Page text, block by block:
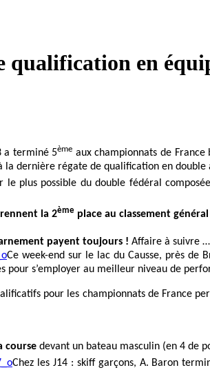
qualification en
a terminé 5ème aux championnats de
dernière régate de qualification en double
le plus possible du double fédéral
la 2ème place au classement
payent toujours ! Affaire à suivre …
Ce week-end sur le lac du Causse, près de
pour s’employer au meilleur niveau de
pour les championnats de France
course devant un bateau masculin (en 4 de
Chez les J14 : skiff garçons, A. Baron